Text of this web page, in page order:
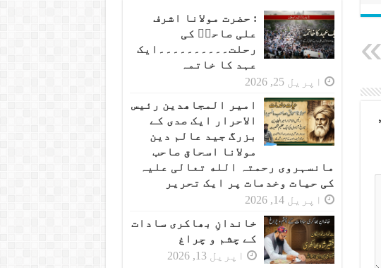
: حضرت مولانا اشرف
علی صاحبؒ کی
رحلت۔۔۔۔۔۔۔۔۔۔ایک
عہد کا خاتمہ
اپریل 25, 2026
امیر المجاھدین رئیس
الاحرار ایک صدی کے
بزرگ جید عالم دین
مولانا اسحاق صاحب
مانسہروی رحمتہ الله تعالی علیہ
کی حیات وخدمات پر ایک تحریر
اپریل 14, 2026
خاندانِ بھاکری سادات
کے چشم و چراغ
اپریل 13, 2026